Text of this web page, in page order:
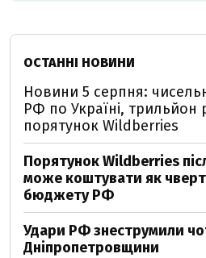
ОСТАННІ НОВИНИ
Новини 5 серпня:
РФ по Україні, трильйон
порятунок Wildberries
Порятунок Wildberries
може коштувати як
бюджету РФ
Удари РФ знеструмили
Дніпропетровщини